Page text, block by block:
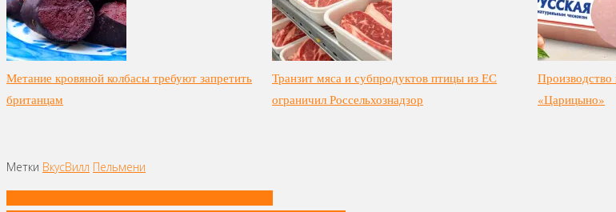
Метание кровяной колбасы требуют запретить
британцам
Транзит мяса и субпродуктов птицы из ЕС
ограничил Россельхознадзор
Производство
«Царицыно»
Метки ВкусВилл Пельмени